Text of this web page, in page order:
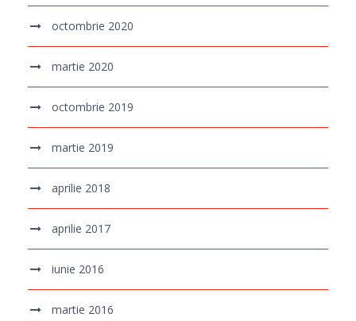
octombrie 2020
martie 2020
octombrie 2019
martie 2019
aprilie 2018
aprilie 2017
iunie 2016
martie 2016